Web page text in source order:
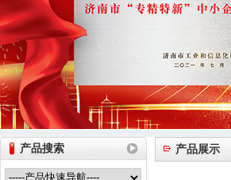
山东德瑞克仪器股份有限公司
产品搜索 产品展示